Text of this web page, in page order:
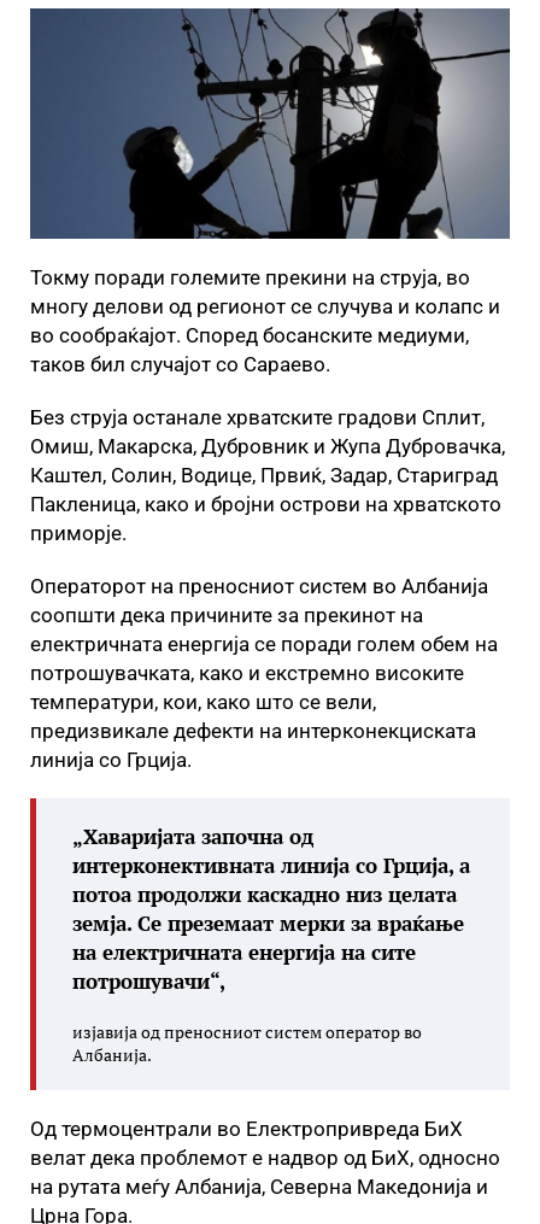
Токму поради големите прекини на струја, во
многу делови од регионот се случува и колапс и
во сообраќајот. Според босанските медиуми,
таков бил случајот со Сараево.
Без струја останале хрватските градови Сплит,
Омиш, Макарска, Дубровник и Жупа Дубровачка,
Каштел, Солин, Водице, Првиќ, Задар, Стариград
Пакленица, како и бројни острови на хрватското
приморје.
Операторот на преносниот систем во Албанија
соопшти дека причините за прекинот на
електричната енергија се поради голем обем на
потрошувачката, како и екстремно високите
температури, кои, како што се вели,
предизвикале дефекти на интерконекциската
линија со Грција.
„Хаваријата започна од
интерконективната линија со Грција, а
потоа продолжи каскадно низ целата
земја. Се преземаат мерки за враќање
на електричната енергија на сите
потрошувачи“,
изјавија од преносниот систем оператор во
Албанија.
Од термоцентрали во Електропривреда БиХ
велат дека проблемот е надвор од БиХ, односно
на рутата меѓу Албанија, Северна Македонија и
Црна Гора.